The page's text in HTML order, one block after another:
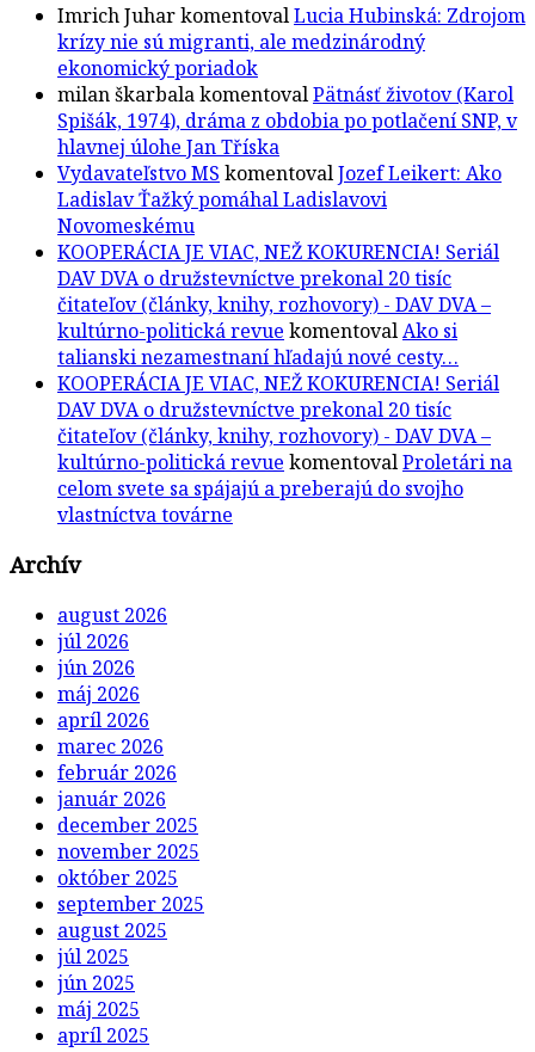
Imrich JuharkomentovalLucia Hubinská: Zdrojom
krízy nie sú migranti, ale medzinárodný
ekonomický poriadok
milan škarbalakomentovalPätnásť životov (Karol
Spišák, 1974), dráma z obdobia po potlačení SNP, v
hlavnej úlohe Jan Tříska
Vydavateľstvo MS komentovalJozef Leikert: Ako
Ladislav Ťažký pomáhal Ladislavovi
Novomeskému
KOOPERÁCIA JE VIAC, NEŽ KOKURENCIA! Seriál
DAV DVA o družstevníctve prekonal 20 tisíc
čitateľov (články, knihy, rozhovory) - DAV DVA –
kultúrno-politická revue komentovalAko si
talianski nezamestnaní hľadajú nové cesty…
KOOPERÁCIA JE VIAC, NEŽ KOKURENCIA! Seriál
DAV DVA o družstevníctve prekonal 20 tisíc
čitateľov (články, knihy, rozhovory) - DAV DVA –
kultúrno-politická revue komentovalProletári na
celom svete sa spájajú a preberajú do svojho
vlastníctva továrne
Archív
august 2026
júl 2026
jún 2026
máj 2026
apríl 2026
marec 2026
február 2026
január 2026
december 2025
november 2025
október 2025
september 2025
august 2025
júl 2025
jún 2025
máj 2025
apríl 2025